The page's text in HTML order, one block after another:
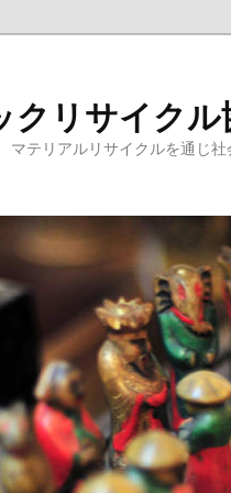
クリサイクル
テリアルリサイクルを通じ社